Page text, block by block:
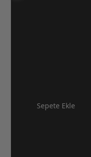
Sepete Ekle